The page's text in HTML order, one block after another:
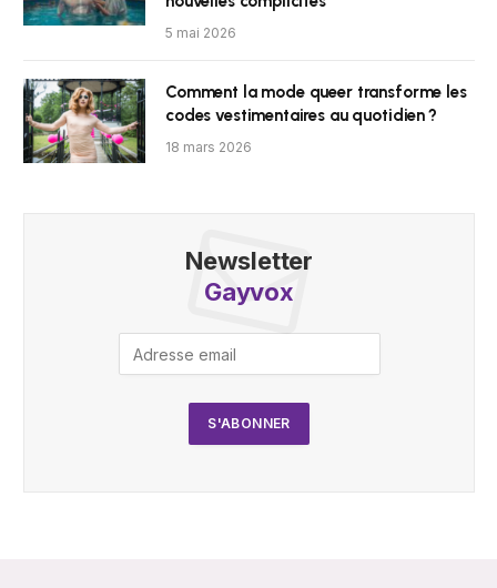
5 mai 2026
Comment la mode queer transforme les
codes vestimentaires au quotidien ?
18 mars 2026
Newsletter
Gayvox